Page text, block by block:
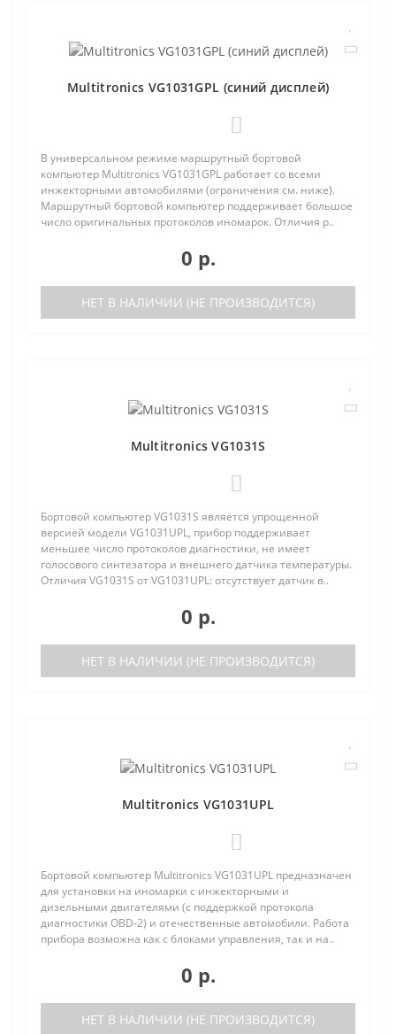
Multitronics VG1031GPL (синий дисплей)
В универсальном режиме маршрутный бортовой
компьютер Multitronics VG1031GPL работает со всеми
инжекторными автомобилями (ограничения см. ниже).
Маршрутный бортовой компьютер поддерживает большое
число оригинальных протоколов иномарок. Отличия р..
0 р.
НЕТ В НАЛИЧИИ (НЕ ПРОИЗВОДИТСЯ)
Multitronics VG1031S
Бортовой компьютер VG1031S является упрощенной
версией модели VG1031UPL, прибор поддерживает
меньшее число протоколов диагностики, не имеет
голосового синтезатора и внешнего датчика температуры.
Отличия VG1031S от VG1031UPL: отсутствует датчик в..
0 р.
НЕТ В НАЛИЧИИ (НЕ ПРОИЗВОДИТСЯ)
Multitronics VG1031UPL
Бортовой компьютер Multitronics VG1031UPL предназначен
для установки на иномарки с инжекторными и
дизельными двигателями (с поддержкой протокола
диагностики OBD-2) и отечественные автомобили. Работа
прибора возможна как с блоками управления, так и на..
0 р.
НЕТ В НАЛИЧИИ (НЕ ПРОИЗВОДИТСЯ)